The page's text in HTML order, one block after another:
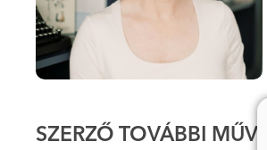
SZERZŐ TOVÁBBI MŰVEI